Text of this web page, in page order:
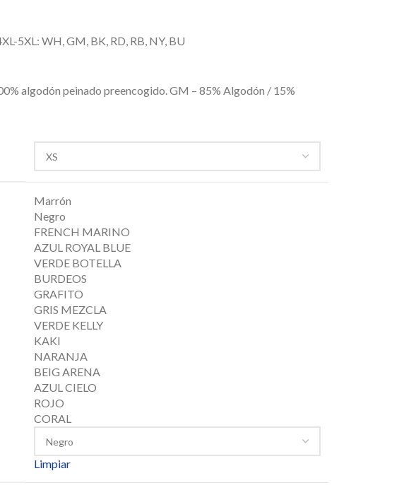
5XL: WH, GM, BK, RD, RB, NY, BU
algodón peinado preencogido. GM – 85% Algodón / 15%
Marrón
Negro
FRENCH MARINO
AZUL ROYAL BLUE
VERDE BOTELLA
BURDEOS
GRAFITO
GRIS MEZCLA
VERDE KELLY
KAKI
NARANJA
BEIG ARENA
AZUL CIELO
ROJO
CORAL
Limpiar